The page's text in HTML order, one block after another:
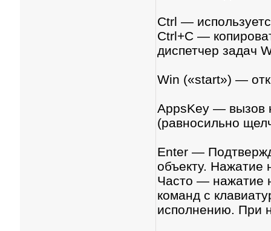
Ctrl —
Ctrl+C —
диспетчер задач
Win («start») —
AppsKey — вызов
(равносильно
Enter —
объекту. Нажатие
Часто — нажатие
команд с
исполнению. При